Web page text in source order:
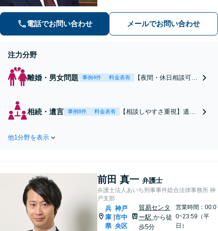
（海事補佐人）にも対応可能です。
電話でお問い合わせ メールでお問い合わせ
注力分野
離婚・男女問題 事例4件 料金表有
【夜間・休日相談可】
とお金が絡む複雑な問
相続・遺言 事例8件 料金表有
【相談しやすさ重視】遺産
題も丁寧に整理します
他1分野を表示
前田 真一 弁護士
弁護士法人あいち刑事事件総合法律事務所 神
戸支部
兵
庫
県
神戸
市中
央区
貿易センタ
ー駅 から徒
歩5分
営業時間：00:0
0~23:59（平
日）